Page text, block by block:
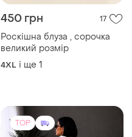
450 грн 17
Роскішна блуза , сорочка
великий розмір
4XL і ще 1
TOP